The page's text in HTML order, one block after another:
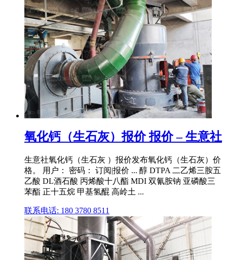
氧化钙（生石灰）报价 报价 – 生意社
生意社氧化钙（生石灰 ）报价发布氧化钙（生石灰）价
格。 用户： 密码： 订阅|报价 ... 醇 DTPA 二乙烯三胺五
乙酸 DL酒石酸 丙烯酸十八酯 MDI 双氰胺钠 亚磷酸三
苯酯 正十五烷 甲基氢醌 高岭土 ...
联系电话: 180 3780 8511